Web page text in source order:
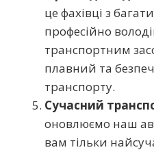
це фахівці з
професійно
транспортним
плавний та
транспорту.
Сучасний
оновлюємо наш
вам тільки